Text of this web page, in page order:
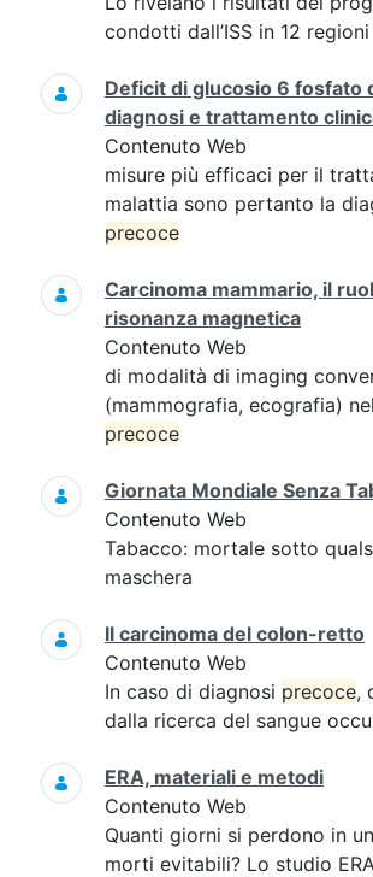
condotti dall’ISS in 12
Deficit di glucosio 6 fosfato
diagnosi e trattamento
Contenuto Web
misure più efficaci per il
malattia sono pertanto la
precoce
Carcinoma mammario, il
risonanza magnetica
Contenuto Web
di modalità di imaging
(mammografia, ecografia)
precoce
Giornata Mondiale Senza
Contenuto Web
Tabacco: mortale sotto
maschera
Il carcinoma del colon-retto
Contenuto Web
In caso di diagnosi precoce,
dalla ricerca del sangue
ERA, materiali e metodi
Contenuto Web
Quanti giorni si perdono in
morti evitabili? Lo studio